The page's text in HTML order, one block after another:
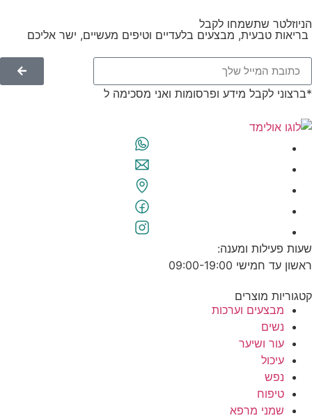
הניוזלטר שתשמחו לקבל
בריאות טבעית, מבצעים בלעדיים וטיפים מעשיים, ישר אליכם
*ברצוני לקבל מידע ופרסומות ואני מסכימה ל
שעות פעילות ומענה:
ראשון עד חמישי 09:00-19:00
קטגוריות מוצרים
מבצעים וערכות
נשים
עור ושיער
עיכול
נפש
טיפוח
שמני מרפא